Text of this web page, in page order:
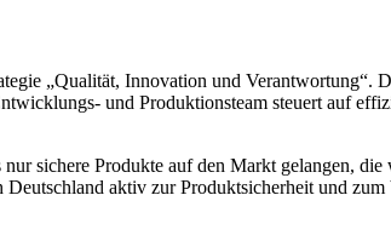
„Qualität, Innovation und
und Produktionsteam steuert auf
sichere Produkte auf den Markt gelangen,
aktiv zur Produktsicherheit und zum